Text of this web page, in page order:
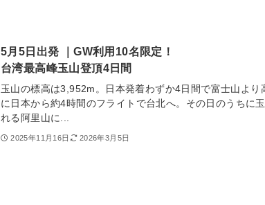
5月5日出発 ｜GW利用10名限定！
台湾最高峰玉山登頂4日間
玉山の標高は3,952m。日本発着わずか4日間で富士山より
に日本から約4時間のフライトで台北へ。その日のうちに
れる阿里山に...
2025年11月16日 2026年3月5日